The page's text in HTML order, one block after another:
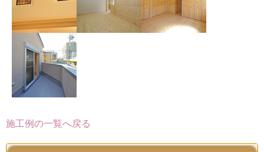
施工例の一覧へ戻る